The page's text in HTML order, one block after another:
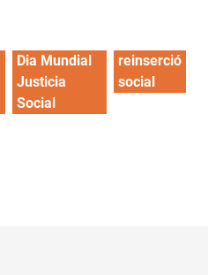
Dia Mundial
Justicia
Social
reinserció
social